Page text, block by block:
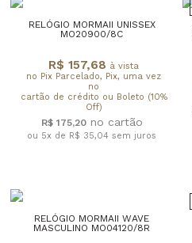
RELÓGIO MORMAII UNISSEX
MO20900/8C
R$ 157,68 à vista
no Pix Parcelado, Pix, uma vez
no
cartão de crédito ou Boleto (10%
Off)
R$ 175,20
ou 5x de R$ 35,04 sem juros
RELÓGIO MORMAII WAVE
MASCULINO MO04120/8R